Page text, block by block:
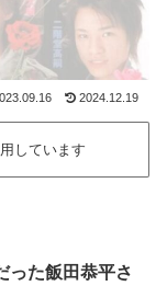
2024.12.19
しています
った飯田恭平さ